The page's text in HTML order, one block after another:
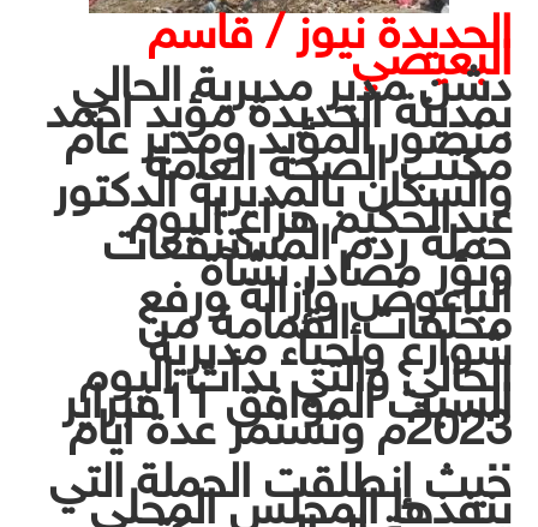
الحديدة نيوز / قاسم
البعيصي
دشن مدير مديرية الحالي
بمدينة الحديدة مؤيد احمد
منصور المؤيد ومدير عام
مكتب الصحة العامة
والسكان بالمديرية الدكتور
عبدالحكيم هزاع اليوم
حملة ردم المستنقعات
وبؤر مصادر نشآة
الباعوض وإزالة ورفع
مخلفات القمامة من
شوارع وأحياء مديرية
الحالي والتي بدأت اليوم
السبت الموافق 11فبراير
2023م وتستمر عدة ايام ..
حيث إنطلقت الحملة التي
ينفذها المجلس المحلي